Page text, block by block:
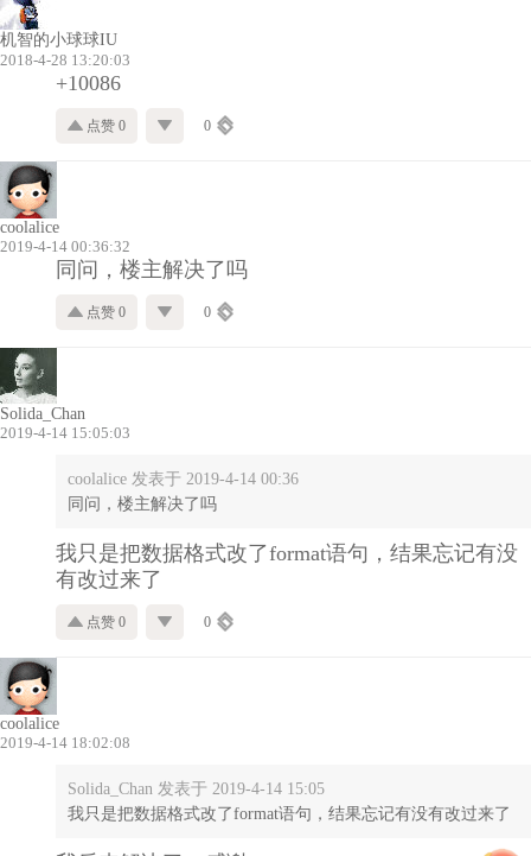
机智的小球球IU
2018-4-28 13:20:03
+10086
点赞 0 0
coolalice
2019-4-14 00:36:32
同问，楼主解决了吗
点赞 0 0
Solida_Chan
2019-4-14 15:05:03
coolalice 发表于 2019-4-14 00:36
同问，楼主解决了吗
我只是把数据格式改了format语句，结果忘记有没
有改过来了
点赞 0 0
coolalice
2019-4-14 18:02:08
Solida_Chan 发表于 2019-4-14 15:05
我只是把数据格式改了format语句，结果忘记有没有改过来了